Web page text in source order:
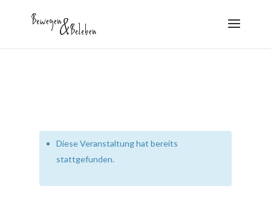
Diese Veranstaltung hat bereits
stattgefunden.